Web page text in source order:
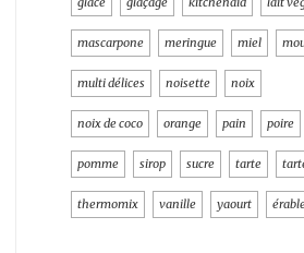
mascarpone meringue miel
multi délices noisette noix
noix de coco orange pain poire
pomme sirop sucre tarte
thermomix vanille yaourt